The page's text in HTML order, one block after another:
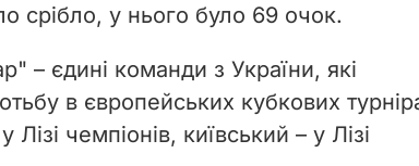
срібло, у нього було 69 очок.
– єдині команди з України, які
в європейських кубкових
чемпіонів, київський – у Лізі